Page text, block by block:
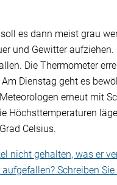
es dann meist grau
und Gewitter
Die Thermometer
Dienstag geht es
erneut mit
Höchsttemperaturen
Celsius.
nicht gehalten, was er
aufgefallen? Schreiben Sie